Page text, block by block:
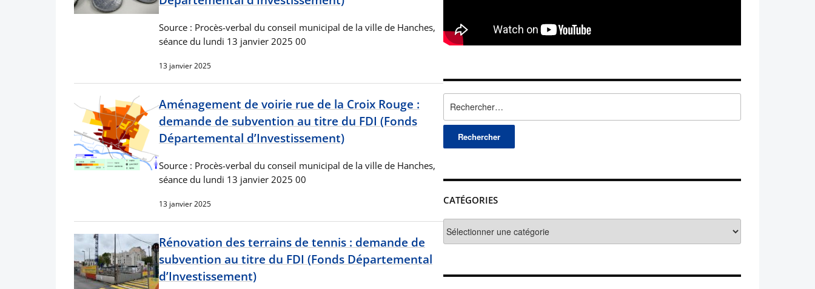
Source : Procès-verbal du conseil municipal de la ville de Hanches,
séance du lundi 13 janvier 2025 00
13 janvier 2025
Aménagement de voirie rue de la Croix Rouge :
demande de subvention au titre du FDI (Fonds
Départemental d’Investissement)
Source : Procès-verbal du conseil municipal de la ville de Hanches,
séance du lundi 13 janvier 2025 00
13 janvier 2025
Rénovation des terrains de tennis : demande de
subvention au titre du FDI (Fonds Départemental
d’Investissement)
CATÉGORIES
Catégories